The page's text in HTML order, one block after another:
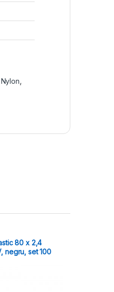
Nylon,
80 x 2,4
negru, set 100